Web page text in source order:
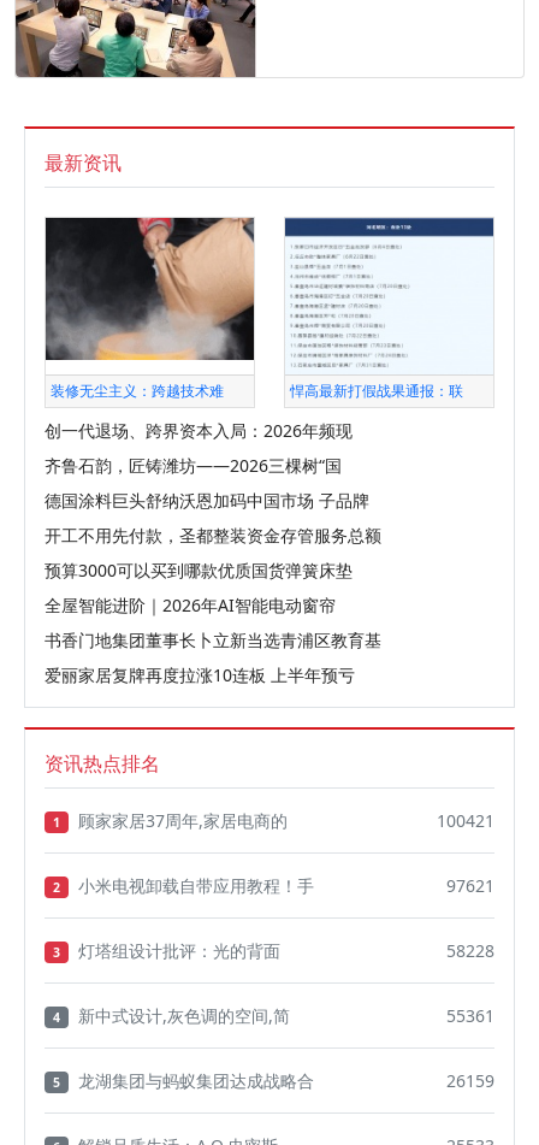
最新资讯
装修无尘主义：跨越技术难 悍高最新打假战果通报：联
创一代退场、跨界资本入局：2026年频现
齐鲁石韵，匠铸潍坊——2026三棵树“国
德国涂料巨头舒纳沃恩加码中国市场 子品牌
开工不用先付款，圣都整装资金存管服务总额
预算3000可以买到哪款优质国货弹簧床垫
全屋智能进阶｜2026年AI智能电动窗帘
书香门地集团董事长卜立新当选青浦区教育基
爱丽家居复牌再度拉涨10连板 上半年预亏
资讯热点排名
1 顾家家居37周年,家居电商的 100421
2 小米电视卸载自带应用教程！手 97621
3 灯塔组设计批评：光的背面 58228
4 新中式设计,灰色调的空间,简 55361
5 龙湖集团与蚂蚁集团达成战略合 26159